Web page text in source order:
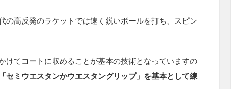
の高反発のラケットでは速く鋭いボールを打ち、スピン
けてコートに収めることが基本の技術となっていますの
「セミウエスタンかウエスタングリップ」を基本として練